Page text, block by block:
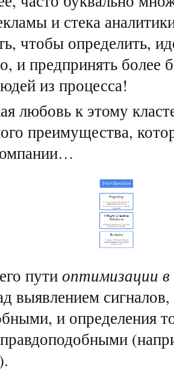
и стека
чтобы определить,
и предпринять
из процесса!
любовь к этому
преимущества,
пути оптимизации
выявлением
и определения